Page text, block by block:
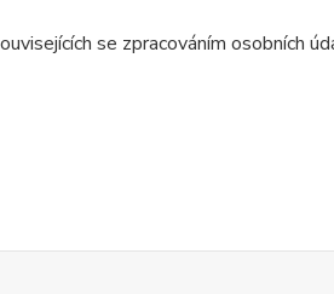
se zpracováním osobních